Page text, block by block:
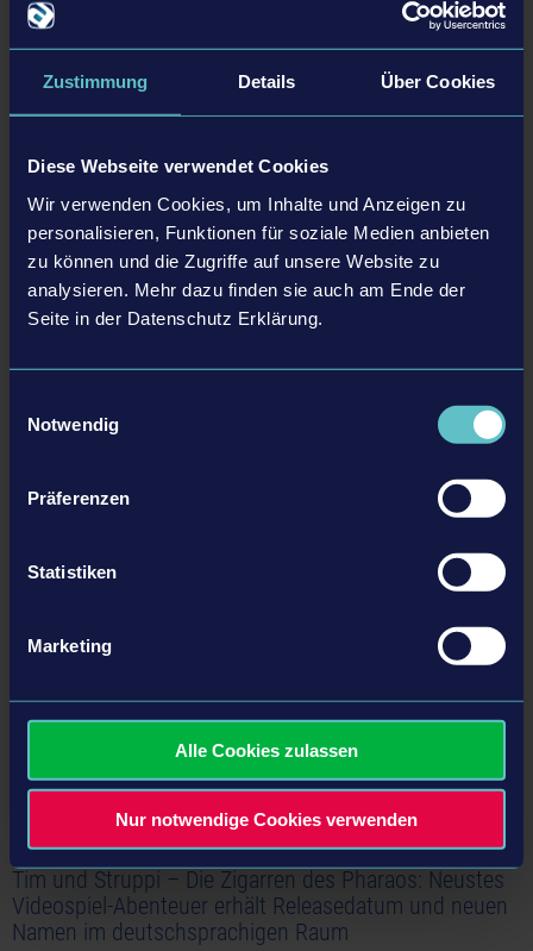
Zustimmung Details Über Cookies
Diese Webseite verwendet Cookies
Wir verwenden Cookies, um Inhalte und Anzeigen zu
personalisieren, Funktionen für soziale Medien anbieten
zu können und die Zugriffe auf unsere Website zu
analysieren. Mehr dazu finden sie auch am Ende der
Seite in der Datenschutz Erklärung.
Notwendig
Präferenzen
Statistiken
Marketing
Alle Cookies zulassen
Nur notwendige Cookies verwenden
Originalgetreue, amerikanische Einsatzfahrzeuge der Marke
Rosenbauer America
Training und umfangreiches Tutorial für einen einfachen Einstieg
Realistische Feuersimulation & komplexes Physik-System
ZURÜCK ZUR ÜBERSICHT
tweet share
15.09.23
Tim und Struppi – Die Zigarren des Pharaos: Neustes
Videospiel-Abenteuer erhält Releasedatum und neuen
Namen im deutschsprachigen Raum